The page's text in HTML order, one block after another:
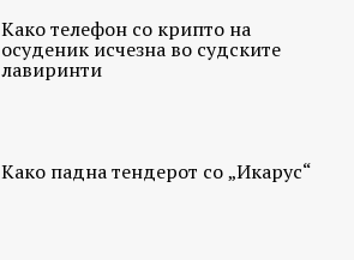
Како телефон со крипто на
осуденик исчезна во судските
лавиринти
Како падна тендерот со „Икарус“